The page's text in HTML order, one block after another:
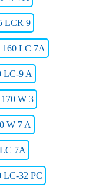
LCR 9
160 LC 7A
LC-9 A
W 3
W 7 A
7A
LC-32 PC